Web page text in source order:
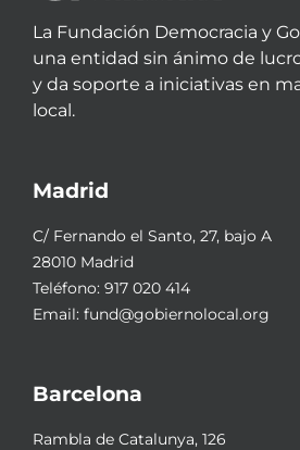
La Fundación Democracia y
una entidad sin ánimo de
y da soporte a iniciativas en
local.
Madrid
C/ Fernando el Santo, 27, bajo A
28010 Madrid
Teléfono: 917 020 414
Email: fund@gobiernolocal.org
Barcelona
Rambla de Catalunya, 126